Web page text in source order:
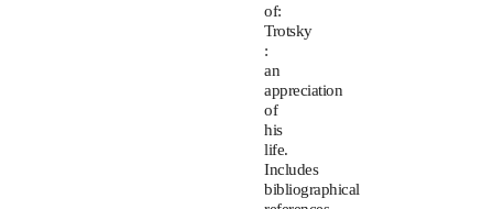
of:
Trotsky
:
an
appreciation
of
his
life.
Includes
bibliographical